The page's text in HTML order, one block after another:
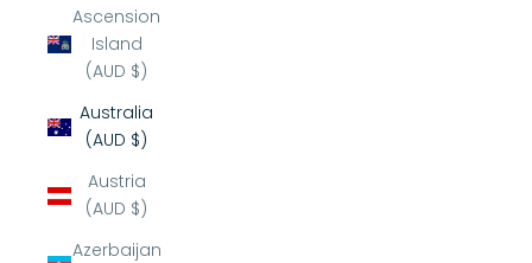
Ascension
Island
(AUD $)
Australia
(AUD $)
Austria
(AUD $)
Azerbaijan